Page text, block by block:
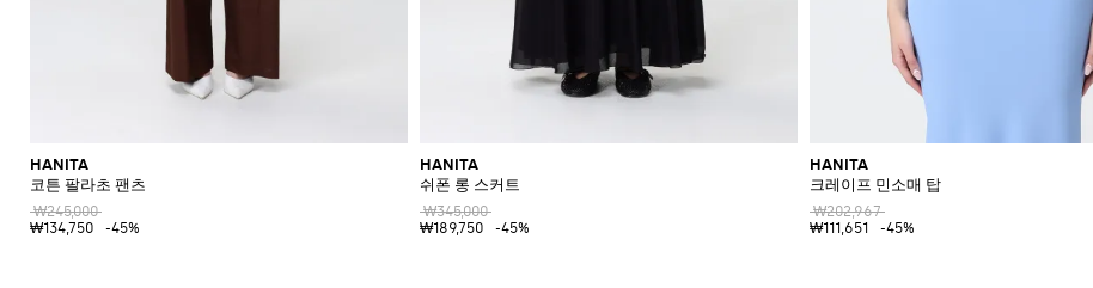
HANITA
코튼 팔라초 팬츠
₩245,000
₩134,750
-45%
HANITA
쉬폰 롱 스커트
₩345,000
₩189,750
-45%
HANITA
크레이프 민소매 탑
₩202,967
₩111,651
-45%